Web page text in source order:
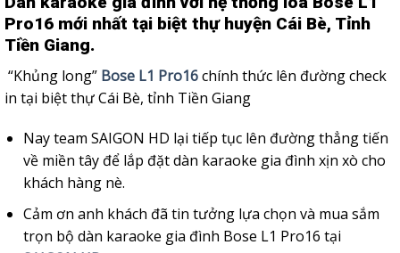
Pro16 mới nhất tại biệt thự huyện Cái Bè, Tỉnh
Tiền Giang.
“Khủng long” Bose L1 Pro16chính thức lên đường check
in tại biệt thự Cái Bè, tỉnh Tiền Giang
Nay team SAIGON HD lại tiếp tục lên đường thẳng tiến
về miền tây để lắp đặt dàn karaoke gia đình xịn xò cho
khách hàng nè.
Cảm ơn anh khách đã tin tưởng lựa chọn và mua sắm
trọn bộ dàn karaoke gia đình Bose L1 Pro16 tại